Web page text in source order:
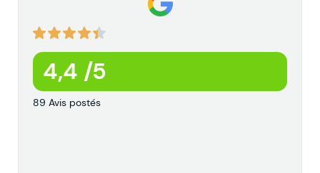
4,4 /5
89 Avis postés